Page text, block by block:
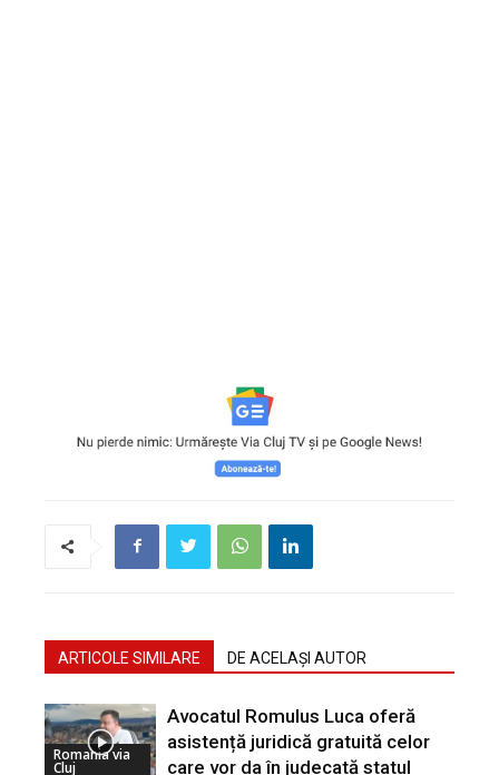
ARTICOLE SIMILARE DE ACELAȘI AUTOR
Romania via
Cluj
Avocatul Romulus Luca oferă
asistență juridică gratuită celor
care vor da în judecată statul